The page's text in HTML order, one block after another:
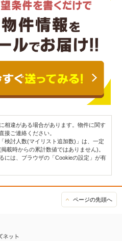
相違がある場合があります。物件に関す
接ご連絡ください。
検討人数(マイリスト追加数)」は、一定
載時からの累計数値ではありません)。
には、ブラウザの「Cookieの設定」が有
ページの先頭へ